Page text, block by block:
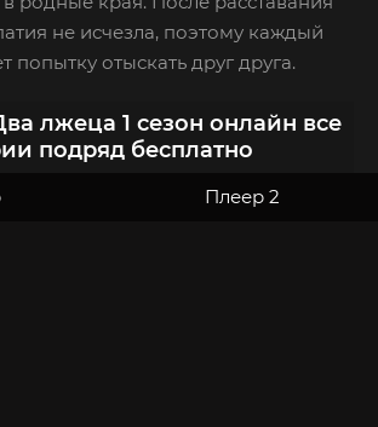
не исчезла, поэтому каждый
попытку отыскать друг друга.
лжеца 1 сезон онлайн все
подряд бесплатно
Плеер 2